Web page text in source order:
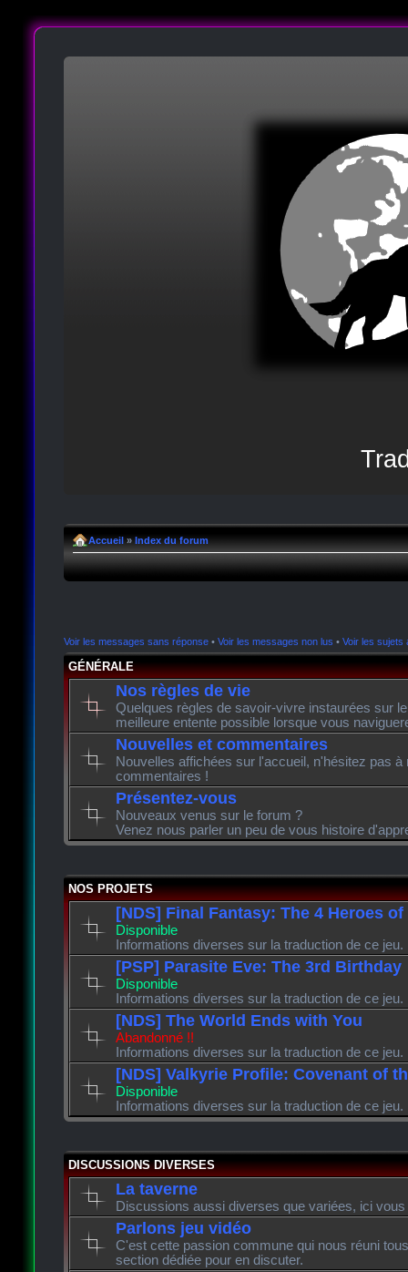
Accueil » Index du forum
Voir les messages sans réponse • Voir les messages non lus • Voir les sujets
GÉNÉRALE
Nos règles de vie
Quelques règles de savoir-vivre instaurées sur
meilleure entente possible lorsque vous
Nouvelles et commentaires
Nouvelles affichées sur l'accueil, n'hésitez pas à
commentaires !
Présentez-vous
Nouveaux venus sur le forum ?
Venez nous parler un peu de vous histoire
NOS PROJETS
[NDS] Final Fantasy: The 4 Heroes
Disponible
Informations diverses sur la traduction de ce jeu.
[PSP] Parasite Eve: The 3rd Birthday
Disponible
Informations diverses sur la traduction de ce jeu.
[NDS] The World Ends with You
Abandonné !!
Informations diverses sur la traduction de ce jeu.
[NDS] Valkyrie Profile: Covenant of
Disponible
Informations diverses sur la traduction de ce jeu.
DISCUSSIONS DIVERSES
La taverne
Discussions aussi diverses que variées, ici
Parlons jeu vidéo
C'est cette passion commune qui nous réuni
section dédiée pour en discuter.